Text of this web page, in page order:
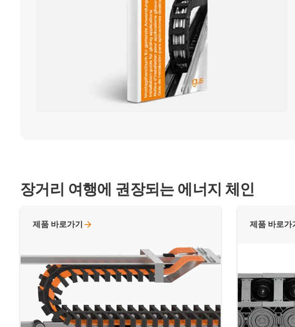
장거리 여행에 권장되는 에너지 체인
제품 바로가기 제품 바로가